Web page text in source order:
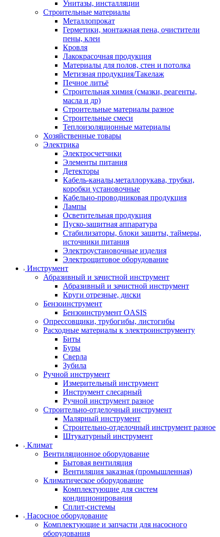
Унитазы, инсталляции
Строительные материалы
Металлопрокат
Герметики, монтажная пена, очистители
пены, клеи
Кровля
Лакокрасочная продукция
Материалы для полов, стен и потолка
Метизная продукция/Такелаж
Печное литьё
Строительная химия (смазки, реагенты,
масла и др)
Строительные материалы разное
Строительные смеси
Теплоизоляционные материалы
Хозяйственные товары
Электрика
Электросчетчики
Элементы питания
Детекторы
Кабель-каналы,металлорукава, трубки,
коробки установочные
Кабельно-проводниковая продукция
Лампы
Осветительная продукция
Пуско-защитная аппаратура
Стабилизаторы, блоки защиты, таймеры,
источники питания
Электроустановочные изделия
Электрощитовое оборудование
Инструмент
Абразивный и зачистной инструмент
Абразивный и зачистной инструмент
Круги отрезные, диски
Бензоинструмент
Бензоинструмент OASIS
Опрессовщики, трубогибы, листогибы
Расходные материалы к электроинструменту
Биты
Буры
Сверла
Зубила
Ручной инструмент
Измерительный инструмент
Инструмент слесарный
Ручной инструмент разное
Строительно-отделочный инструмент
Малярный инструмент
Строительно-отделочный инструмент разное
Штукатурный инструмент
Климат
Вентиляционное оборудование
Бытовая вентиляция
Вентиляция заказная (промышленная)
Климатическое оборудование
Комплектующие для систем
кондиционирования
Сплит-системы
Насосное оборудование
Комплектующие и запчасти для насосного
оборудования